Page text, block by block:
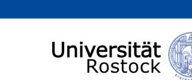
Browsen
direkt zum Inhalt